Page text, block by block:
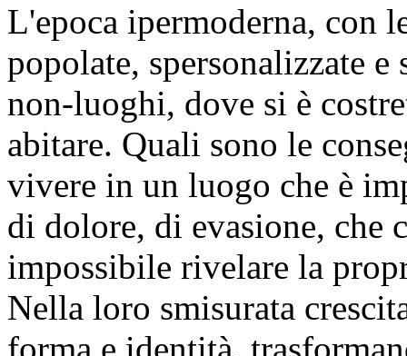
L'epoca ipermoderna, con
popolate, spersonalizzate
non-luoghi, dove si è
abitare. Quali sono le
vivere in un luogo che è
di dolore, di evasione, che
impossibile rivelare la
Nella loro smisurata
forma e identità,